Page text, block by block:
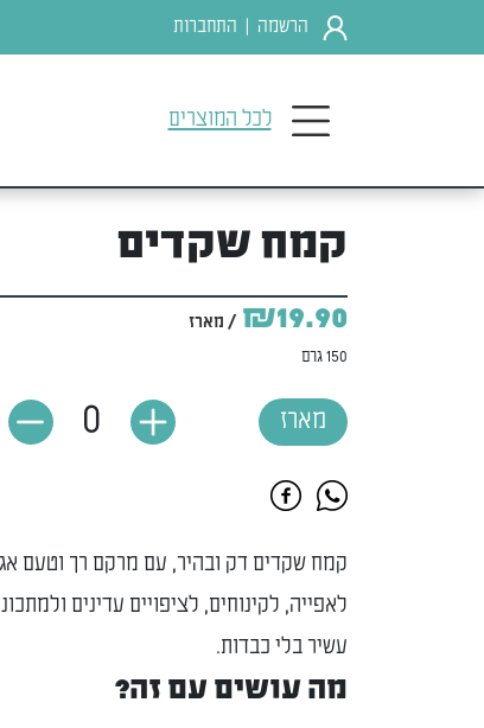
הרשמה התחברות
לכל המוצרים
קמח שקדים
₪19.90 / מארז
150 גרם
מארז 0
קמח שקדים דק ובהיר, עם מרקם רך וטעם
לאפייה, לקינוחים, לציפויים עדינים
עשיר בלי כבדות.
מה עושים עם זה?